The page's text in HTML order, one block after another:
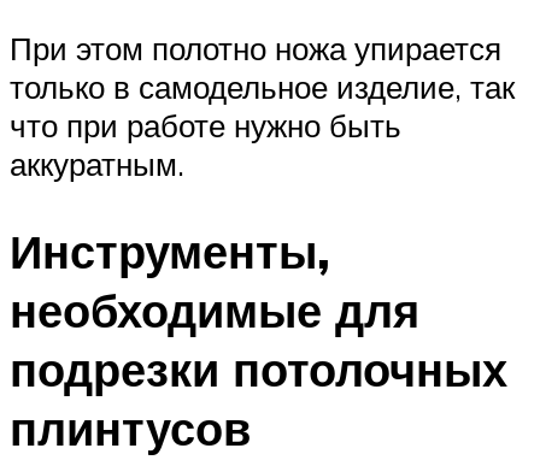
При этом полотно ножа упирается
только в самодельное изделие, так
что при работе нужно быть
аккуратным.
Инструменты,
необходимые для
подрезки потолочных
плинтусов